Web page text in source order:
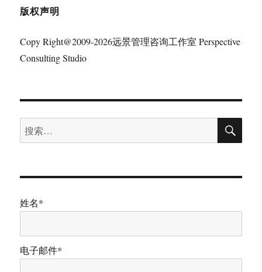
版权声明
Copy Right@2009-2026远景管理咨询工作室 Perspective
Consulting Studio
搜
索：
搜
姓名*
电子邮件*